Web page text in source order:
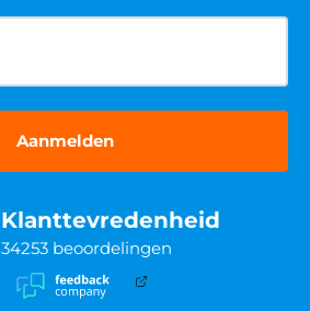
Klanttevredenheid
34253 beoordelingen